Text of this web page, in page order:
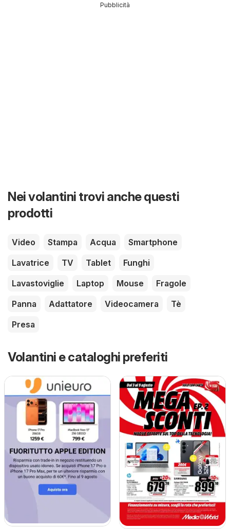
Pubblicità
Nei volantini trovi anche questi
prodotti
Video Stampa Acqua
Smartphone
Lavatrice
TV Tablet
Funghi
Lavastoviglie
Laptop Mouse
Fragole
Panna
Adattatore Videocamera
Tè
Presa
Volantini e cataloghi preferiti